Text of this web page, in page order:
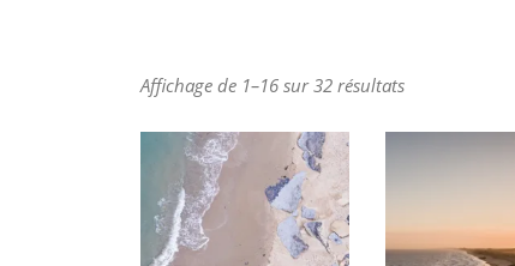
Affichage de 1–16 sur 32 résultats